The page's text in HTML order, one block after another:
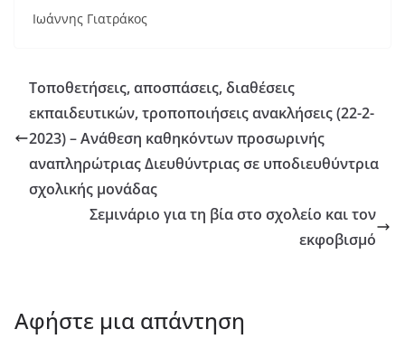
Ιωάννης Γιατράκος
Τοποθετήσεις, αποσπάσεις, διαθέσεις
εκπαιδευτικών, τροποποιήσεις ανακλήσεις (22-2-
2023) – Ανάθεση καθηκόντων προσωρινής
αναπληρώτριας Διευθύντριας σε υποδιευθύντρια
σχολικής μονάδας
Σεμινάριο για τη βία στο σχολείο και τον
εκφοβισμό
Αφήστε μια απάντηση